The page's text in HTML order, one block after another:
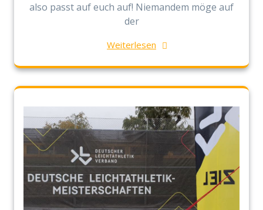
also passt auf euch auf! Niemandem möge auf
der
Weiterlesen